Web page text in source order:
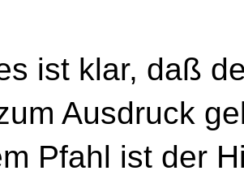
ist klar, daß
Ausdruck
Pfahl ist der